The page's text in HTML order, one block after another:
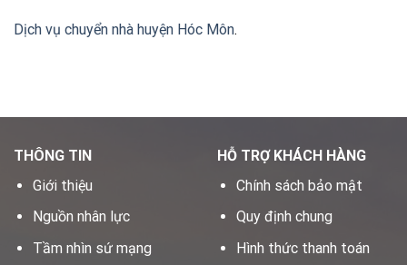
Dịch vụ chuyển nhà huyện Hóc Môn.
THÔNG TIN
Giới thiệu
Nguồn nhân lực
Tầm nhìn sứ mạng
HỖ TRỢ KHÁCH HÀNG
Chính sách bảo mật
Quy định chung
Hình thức thanh toán